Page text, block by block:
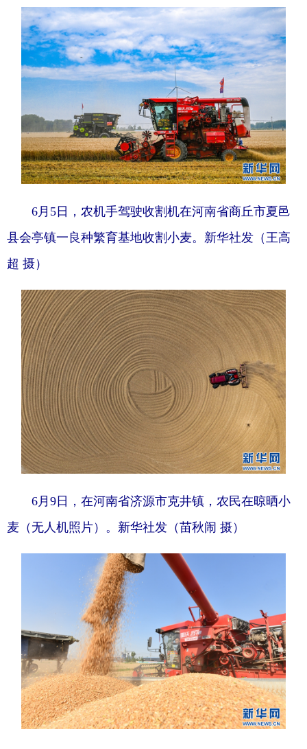
6月5日，农机手驾驶收割机在河南省商丘市夏邑
县会亭镇一良种繁育基地收割小麦。新华社发（王高
超 摄）
6月9日，在河南省济源市克井镇，农民在晾晒小
麦（无人机照片）。新华社发（苗秋闹 摄）